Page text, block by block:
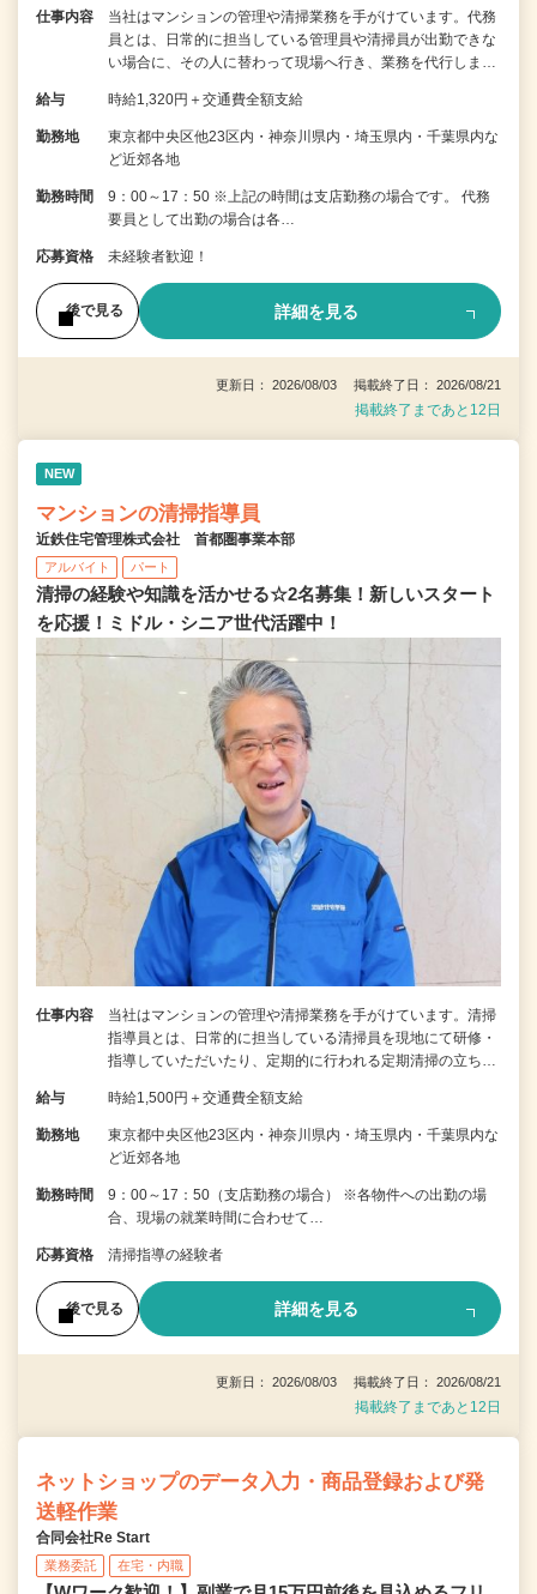
仕事内容
当社はマンションの管理や清掃業務を手がけています。代務
員とは、日常的に担当している管理員や清掃員が出勤できな
い場合に、その人に替わって現場へ行き、業務を代行しま…
給与 時給1,320円＋交通費全額支給
勤務地
東京都中央区他23区内・神奈川県内・埼玉県内・千葉県内な
ど近郊各地
勤務時間
9：00～17：50 ※上記の時間は支店勤務の場合です。 代務
要員として出勤の場合は各…
応募資格 未経験者歓迎！
後で見る 詳細を見る
更新日： 2026/08/03 掲載終了日： 2026/08/21
掲載終了まであと12日
NEW
マンションの清掃指導員
近鉄住宅管理株式会社 首都圏事業本部
アルバイト パート
清掃の経験や知識を活かせる☆2名募集！新しいスタート
を応援！ミドル・シニア世代活躍中！
仕事内容
当社はマンションの管理や清掃業務を手がけています。清掃
指導員とは、日常的に担当している清掃員を現地にて研修・
指導していただいたり、定期的に行われる定期清掃の立ち…
給与 時給1,500円＋交通費全額支給
勤務地
東京都中央区他23区内・神奈川県内・埼玉県内・千葉県内な
ど近郊各地
勤務時間
9：00～17：50（支店勤務の場合） ※各物件への出勤の場
合、現場の就業時間に合わせて…
応募資格 清掃指導の経験者
後で見る 詳細を見る
更新日： 2026/08/03 掲載終了日： 2026/08/21
掲載終了まであと12日
ネットショップのデータ入力・商品登録および発
送軽作業
合同会社Re Start
業務委託 在宅・内職